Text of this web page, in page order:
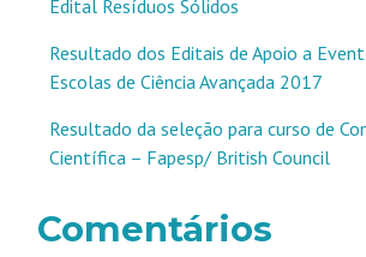
Edital Resíduos Sólidos
Resultado dos Editais de Apoio a
Escolas de Ciência Avançada 2017
Resultado da seleção para curso de
Científica – Fapesp/ British Council
Comentários